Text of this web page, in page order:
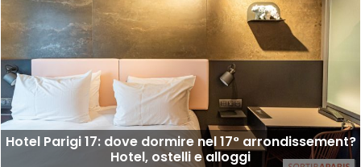
Hotel Parigi 17: dove dormire nel 17° arrondissement?
Hotel, ostelli e alloggi